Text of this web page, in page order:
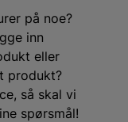
på noe?
inn
eller
produkt?
så skal vi
spørsmål!